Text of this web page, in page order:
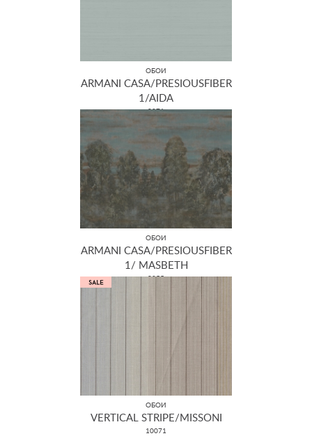
ОБОИ
ARMANI CASA/PRESIOUSFIBER
1/AIDA
9071
ОБОИ
ARMANI CASA/PRESIOUSFIBER
1/ MASBETH
9055
ОБОИ
VERTICAL STRIPE/MISSONI
10071